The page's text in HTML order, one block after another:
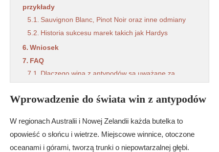
przykłady
Sauvignon Blanc, Pinot Noir oraz inne odmiany
Historia sukcesu marek takich jak Hardys
Wniosek
FAQ
Dlaczego wina z antypodów są uważane za
unikalny prezent?
Jak klimat wpływa na charakter win z odległych
Czym kierować się przy wyborze wina jako
prezentu?
Z jakimi potrawami łączyć wina z południowej
Wprowadzenie do świata win z antypodów
W regionach Australii i Nowej Zelandii każda butelka to
opowieść o słońcu i wietrze. Miejscowe winnice, otoczone
oceanami i górami, tworzą trunki o niepowtarzalnej głębi.